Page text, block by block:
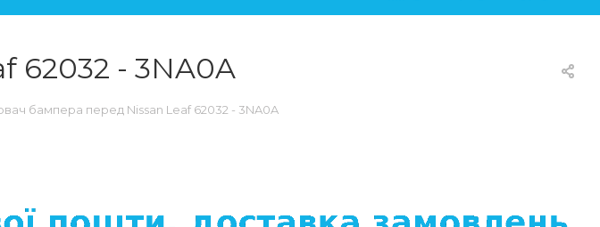
62032 - 3NA0A
бампера перед Nissan Leaf 62032 - 3NA0A